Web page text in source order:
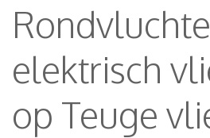
elektrisch
op Teuge